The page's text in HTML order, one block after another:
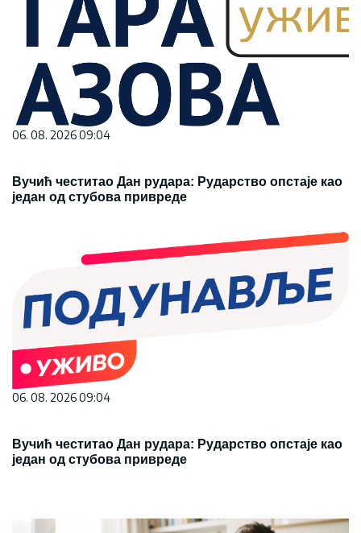
06. 08. 2026 09:04
Вучић честитао Дан рудара: Рударство опстаје као
један од стубова привреде
06. 08. 2026 09:04
Вучић честитао Дан рудара: Рударство опстаје као
један од стубова привреде